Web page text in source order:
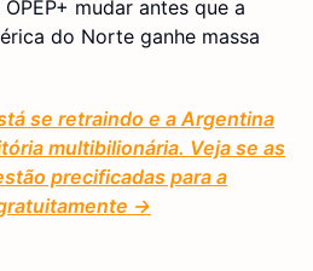
mudar antes que a
do Norte ganhe massa
se retraindo e a Argentina
multibilionária. Veja se as
precificadas para a
→